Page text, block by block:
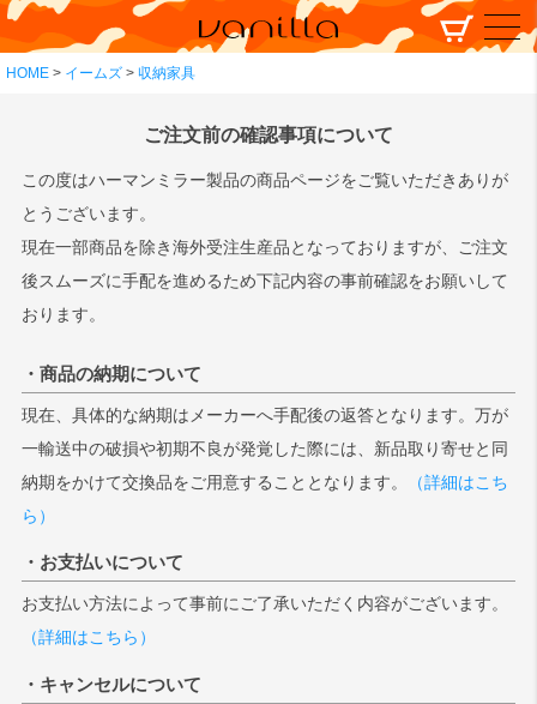
HOME イームズ 収納家具
検索
ご注文前の確認事項について
この度はハーマンミラー製品の商品ページをご覧いただきありが
とうございます。
現在一部商品を除き海外受注生産品となっておりますが、ご注文
後スムーズに手配を進めるため下記内容の事前確認をお願いして
おります。
・商品の納期について
現在、具体的な納期はメーカーへ手配後の返答となります。万が
一輸送中の破損や初期不良が発覚した際には、新品取り寄せと同
納期をかけて交換品をご用意することとなります。
（詳細はこち
ら）
・お支払いについて
お支払い方法によって事前にご了承いただく内容がございます。
（詳細はこちら）
・キャンセルについて